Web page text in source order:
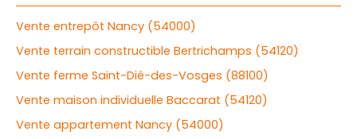
Vente entrepôt Nancy (54000)
Vente terrain constructible Bertrichamps (54120)
Vente ferme Saint-Dié-des-Vosges (88100)
Vente maison individuelle Baccarat (54120)
Vente appartement Nancy (54000)